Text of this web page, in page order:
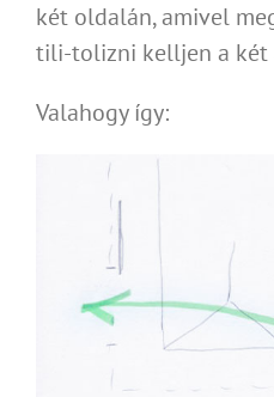
két oldalán, amivel
tili-tolizni kelljen a két
Valahogy így: